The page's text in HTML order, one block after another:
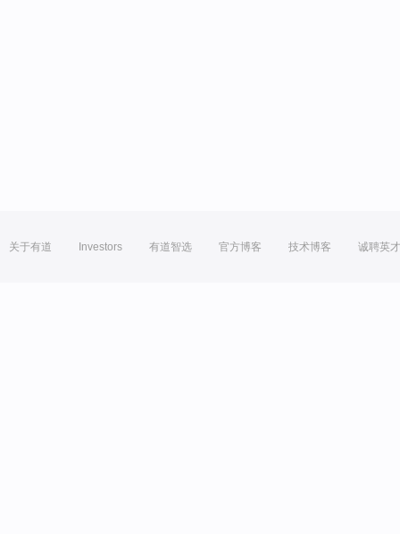
关于有道 Investors 有道智选 官方博客 技术博客 诚聘英才